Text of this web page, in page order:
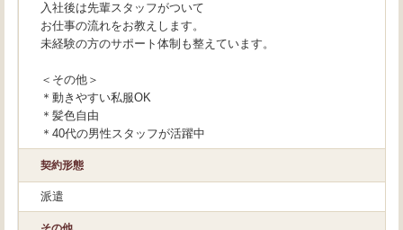
入社後は先輩スタッフがついて
お仕事の流れをお教えします。
未経験の方のサポート体制も整えています。
＜その他＞
＊動きやすい私服OK
＊髪色自由
＊40代の男性スタッフが活躍中
契約形態
派遣